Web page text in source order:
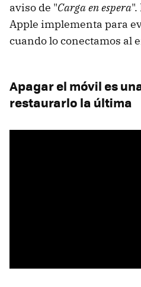
aviso de "Carga en espera
Apple implementa para
cuando lo conectamos al
Apagar el móvil es
restaurarlo la última